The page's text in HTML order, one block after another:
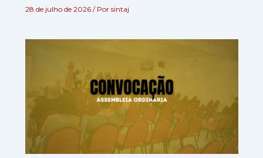
28 de julho de 2026 / Por sintaj